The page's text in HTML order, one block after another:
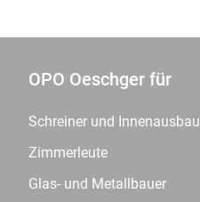
OPO Oeschger für
Schreiner und Innenausbau
Zimmerleute
Glas- und Metallbauer